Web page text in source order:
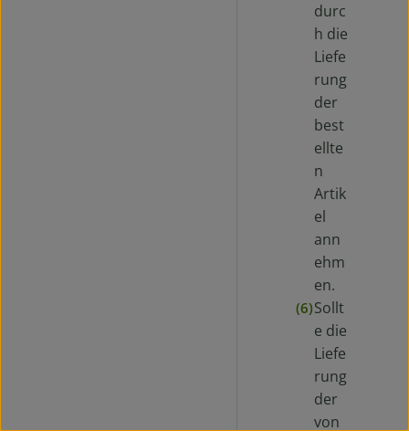
durc
h die
Liefe
rung
der
best
ellte
n
Artik
el
ann
ehm
en.
(6)Sollt
e die
Liefe
rung
der
von